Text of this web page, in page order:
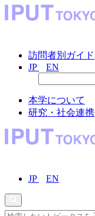
訪問者別ガイド
JP
EN
本学について
研究・社会連携
JP EN